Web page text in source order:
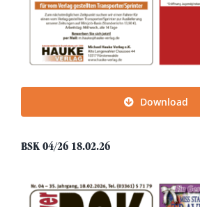
Download
BSK 04/26 18.02.26